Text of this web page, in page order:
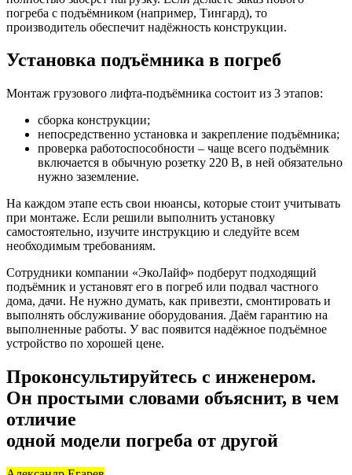
погреба с подъёмником (например, Тингард), то
производитель обеспечит надёжность конструкции.
Установка подъёмника в погреб
Монтаж грузового лифта-подъёмника состоит из 3 этапов:
сборка конструкции;
непосредственно установка и закрепление подъёмника;
проверка работоспособности – чаще всего подъёмник
включается в обычную розетку 220 В, в ней обязательно
нужно заземление.
На каждом этапе есть свои нюансы, которые стоит учитывать
при монтаже. Если решили выполнить установку
самостоятельно, изучите инструкцию и следуйте всем
необходимым требованиям.
Сотрудники компании «ЭкоЛайф» подберут подходящий
подъёмник и установят его в погреб или подвал частного
дома, дачи. Не нужно думать, как привезти, смонтировать и
выполнять обслуживание оборудования. Даём гарантию на
выполненные работы. У вас появится надёжное подъёмное
устройство по хорошей цене.
Проконсультируйтесь с инженером.
Он простыми словами объяснит, в чем
отличие
одной модели погреба от другой